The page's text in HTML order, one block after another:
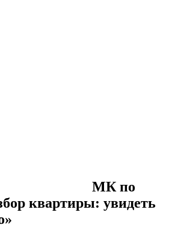
МК по
квартиры: увидеть